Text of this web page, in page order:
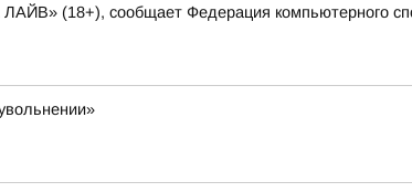
(18+), сообщает Федерация компьютерного